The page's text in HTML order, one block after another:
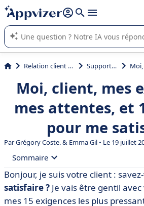
répondre (plusieurs lignes avec
L'IA de Appvizer vous guide dans
logiciel SaaS en entreprise.
Relation client et vente Support client
Moi, client, mes
mes attentes, et
pour me
ParGrégory Coste.& Emma Gil • Le 19 juillet
Sommaire
• Mes 15 exigences de client
• Les outils essentiels pour offrir un
Bonjour, je suis votre client :
satisfaire ? Je vais être gentil
mes 15 exigences les plus